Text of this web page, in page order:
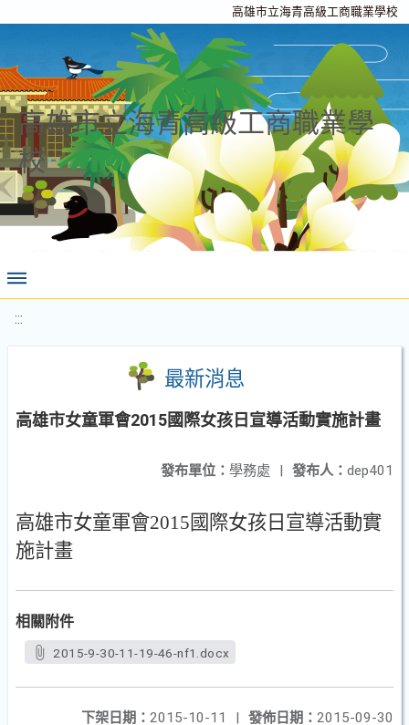
高雄市立海青高級工商職業學校
高雄市立海青高級工商職業學
校
:::
最新消息
高雄市女童軍會2015國際女孩日宣導活動實施計畫
發布人： dep401
發布單位： 學務處 |
高雄市女童軍會2015 國際女孩日宣導活動實
施計畫
相關附件
2015-9-30-11-19-46-nf1.docx
發佈日期： 2015-09-30
下架日期： 2015-10-11
|